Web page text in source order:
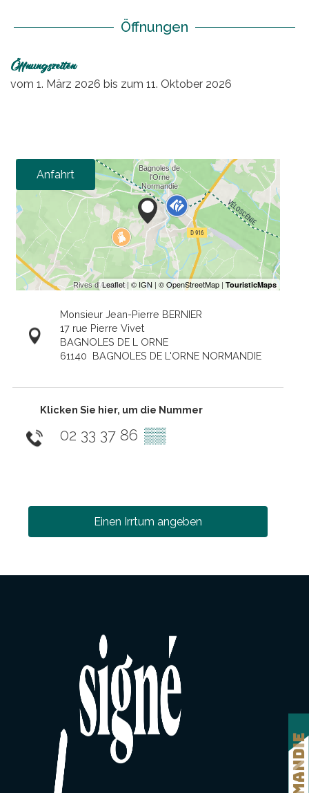
Öffnungen
Öffnungszeiten
vom 1. März 2026 bis zum 11. Oktober 2026
Anfahrt
Monsieur Jean-Pierre BERNIER
17 rue Pierre Vivet
BAGNOLES DE L ORNE
61140 BAGNOLES DE L'ORNE NORMANDIE
Klicken Sie hier, um die Nummer
02 33 37 86 ▒▒
Einen Irrtum angeben